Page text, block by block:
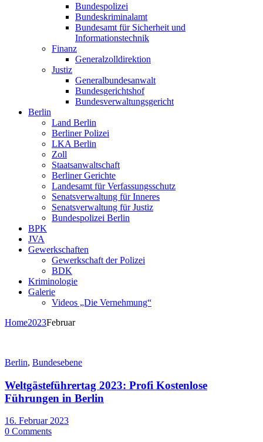
Bundespolizei
Bundeskriminalamt
Bundesamt für Sicherheit und
Informationstechnik
Finanz
Generalzolldirektion
Justiz
Generalbundesanwalt
Bundesgerichtshof
Bundesverwaltungsgericht
Berlin
Land Berlin
Berliner Polizei
LKA Berlin
Zoll
Staatsanwaltschaft
Berliner Gerichte
Landesamt für Verfassungsschutz
Senatsverwaltung für Inneres
Senatsverwaltung für Justiz
Bundespolizei Berlin
BPK
JVA
Gewerkschaften
Gewerkschaft der Polizei
BDK
Kriminologie
Galerie
Videos „Die Vernehmung“
Home2023Februar
Berlin, Bundesebene
Weltgästeführertag 2023: Profi Kostenlose
Führungen in Berlin
16. Februar 2023
0 Comments